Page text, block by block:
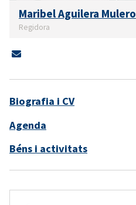
Maribel Aguilera Mulero
Regidora
Biografia i CV
Agenda
Béns i activitats